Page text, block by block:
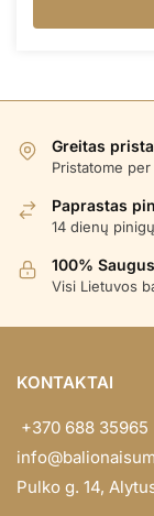
Greitas
Pristatome
Paprastas
14 dienų
100%
Visi Lietuvos
KONTAKTAI
+370 688 35965
Pulko g. 14,